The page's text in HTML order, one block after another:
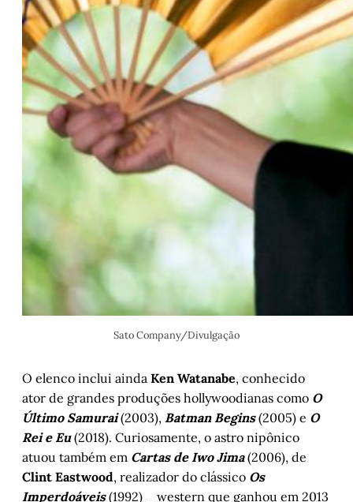
Sato Company/Divulgação
O elenco inclui ainda Ken Watanabe, conhecido
ator de grandes produções hollywoodianas como O
Último Samurai(2003), Batman Begins(2005) e O
Rei e Eu(2018). Curiosamente, o astro nipônico
atuou também em Cartas de Iwo Jima(2006), de
Clint Eastwood, realizador do clássico Os
Imperdoáveis(1992) ⎯ western que ganhou em 2013